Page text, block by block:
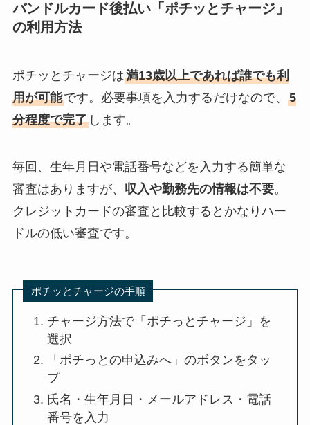
バンドルカード後払い「ポチッとチャージ」
の利用方法
ポチッとチャージは満13歳以上であれば誰でも利
用が可能です。必要事項を入力するだけなので、 5
分程度で完了します。
毎回、生年月日や電話番号などを入力する簡単な
審査はありますが、 収入や勤務先の情報は不要。
クレジットカードの審査と比較するとかなりハー
ドルの低い審査です。
ポチッとチャージの手順
チャージ方法で「ポチっとチャージ」を
選択
「ポチっとの申込みへ」のボタンをタッ
プ
氏名・生年月日・メールアドレス・電話
番号を入力